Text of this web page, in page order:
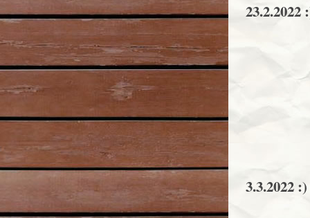
23.2.2022
3.3.2022 :)